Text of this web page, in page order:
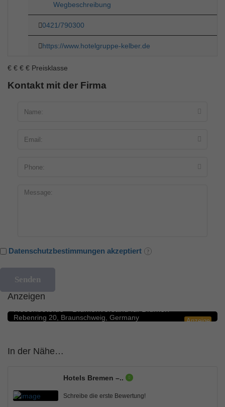
Wegbeschreibung
0421/790300
https://www.hotelgruppe-kelber.de
€ € € € Preisklasse
Kontakt mit der Firma
Datenschutzbestimmungen akzeptiert
Anzeigen
Anzeige
Blumengeschäfte
Rebenring 20, Braunschweig, Germany
In der Nähe…
Hotels Bremen –..
Schreibe die erste Bewertung!